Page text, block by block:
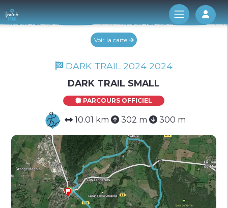
Log
Voir la carte
DARK TRAIL 2024 2024
DARK TRAIL SMALL
PARCOURS OFFICIEL
10.01 km 302 m 300 m